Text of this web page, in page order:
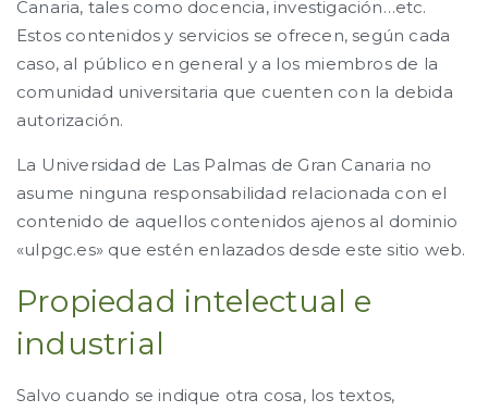
Canaria, tales como docencia, investigación…etc.
Estos contenidos y servicios se ofrecen, según cada
caso, al público en general y a los miembros de la
comunidad universitaria que cuenten con la debida
autorización.
La Universidad de Las Palmas de Gran Canaria no
asume ninguna responsabilidad relacionada con el
contenido de aquellos contenidos ajenos al dominio
«ulpgc.es» que estén enlazados desde este sitio web.
Propiedad intelectual e
industrial
Salvo cuando se indique otra cosa, los textos,